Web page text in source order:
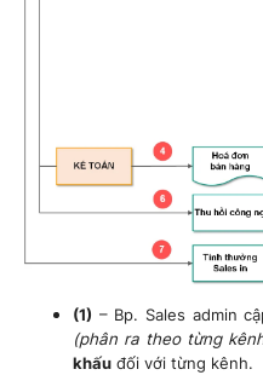
(1) – Bp. Sales admin
(phân ra theo từng
khấu đối với từng kênh.